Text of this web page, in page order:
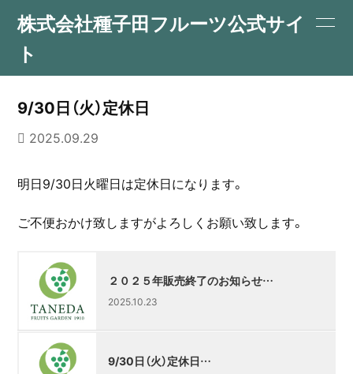
株式会社種子田フルーツ公式サイ
ト
9/30日（火）定休日
2025.09.29
明日9/30日火曜日は定休日になります。
ご不便おかけ致しますがよろしくお願い致します。
２０２５年販売終了のお知らせ…
2025.10.23
9/30日（火）定休日…